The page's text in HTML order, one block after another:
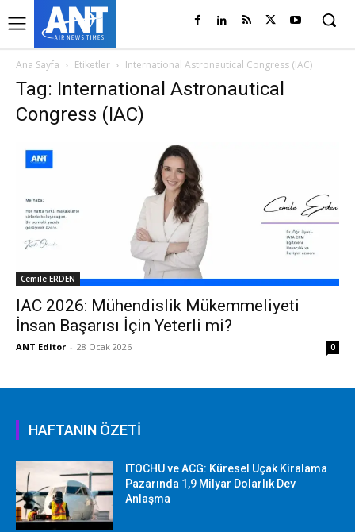
Ana Sayfa Etiketler International Astronautical Congress (IAC)
Tag: International Astronautical
Congress (IAC)
Cemile ERDEN
IAC 2026: Mühendislik Mükemmeliyeti
İnsan Başarısı İçin Yeterli mi?
ANT Editor - 28 Ocak 2026 0
HAFTANIN ÖZETİ
ITOCHU ve ACG: Küresel Uçak Kiralama
Pazarında 1,9 Milyar Dolarlık Dev
Anlaşma